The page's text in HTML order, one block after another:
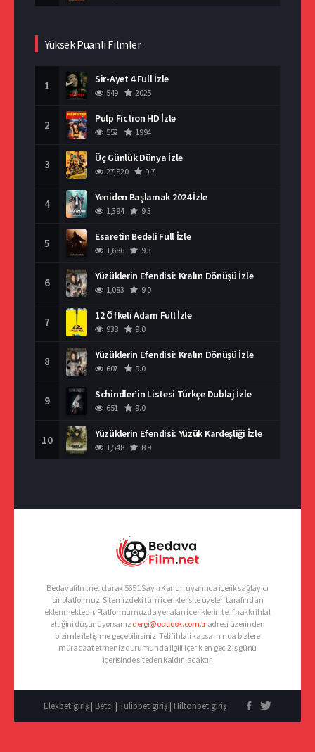
Yüksek Puanlı Filmler
1 Sir-Ayet 4 Full İzle
549 2025
2 Pulp Fiction HD İzle
552 1994
3 Üç Günlük Dünya İzle
27,820 9.7
4 Yeniden Başlamak 2024 İzle
1,394 9.3
5 Esaretin Bedeli Full İzle
1,686 9.3
6 Yüzüklerin Efendisi: Kralın Dönüşü İzle
1,083 9.0
7 12 Öfkeli Adam Full İzle
938 9.0
8 Yüzüklerin Efendisi: Kralın Dönüşü İzle
607 9.0
9 Schindler’in Listesi Türkçe Dublaj İzle
651 9.0
10 Yüzüklerin Efendisi: Yüzük Kardeşliği İzle
1,548 8.9
Bedavafilm.net olarak 5651 Sayılı Kanun uyarınca içerik sağlayıcı
bir platformuz. Sitemizdeki tüm içerikler site üyeleri tarafından
eklenmektedir. Platformumuzda yer alan içeriklerin telif hakkı ihlal
ettiğini düşünüyorsanızdergi@outlook.com.tr adresi üzerinden
bizimle iletişime geçebilirsiniz. Telif ihlali kapsamında bizlere
müracaat etmeniz durumunda ilgili içerik en geç 2 iş günü
içerisinde siteden kaldırılacaktır.
Elexbet giriş | Betci | Tulipbet giriş | Hiltonbet giriş